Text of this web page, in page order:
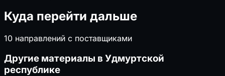
Куда перейти дальше
10 направлений с поставщиками
Другие материалы в Удмуртской
республике